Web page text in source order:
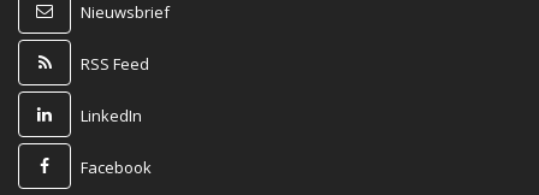
Nieuwsbrief
RSS Feed
LinkedIn
Facebook